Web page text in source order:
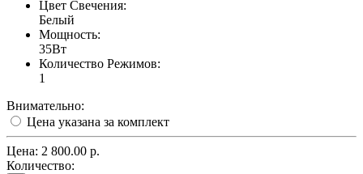
Цвет Свечения:
Белый
Мощность:
35Вт
Количество Режимов:
1
Внимательно:
Цена указана за комплект
Цена: 2 800.00 р.
Количество: